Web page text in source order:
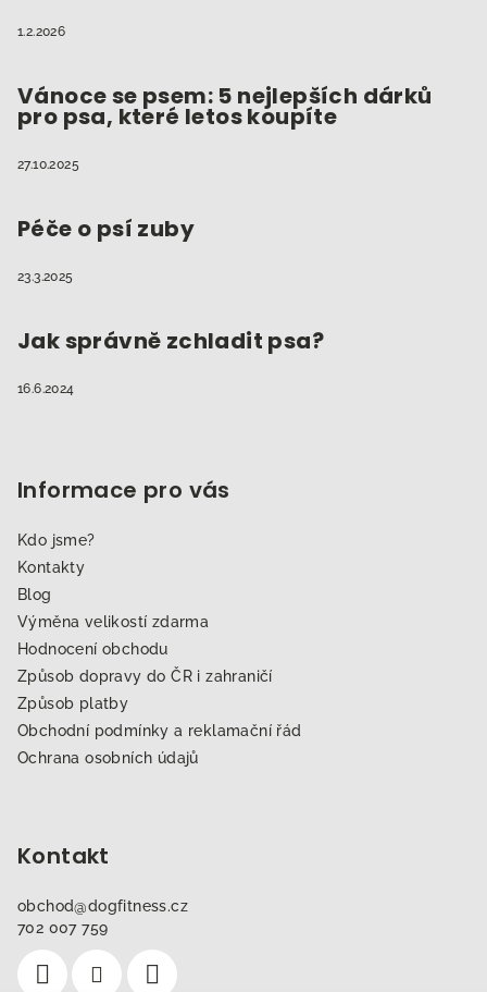
1.2.2026
Vánoce se psem: 5 nejlepších dárků
pro psa, které letos koupíte
27.10.2025
Péče o psí zuby
23.3.2025
Jak správně zchladit psa?
16.6.2024
Informace pro vás
Kdo jsme?
Kontakty
Blog
Výměna velikostí zdarma
Hodnocení obchodu
Způsob dopravy do ČR i zahraničí
Způsob platby
Obchodní podmínky a reklamační řád
Ochrana osobních údajů
Kontakt
obchod@dogfitness.cz
702 007 759